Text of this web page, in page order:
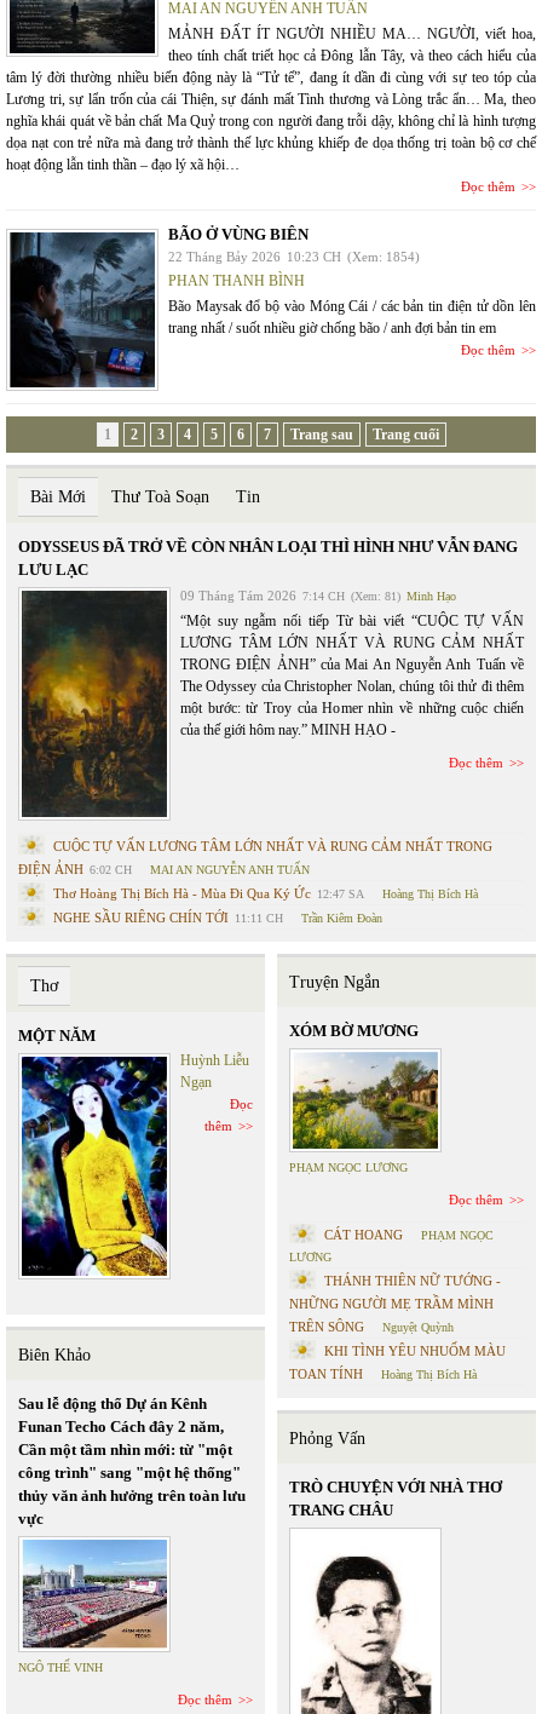
MAI AN NGUYỄN ANH TUẤN
MẢNH ĐẤT ÍT NGƯỜI NHIỀU MA… NGƯỜI, viết hoa,
theo tính chất triết học cả Đông lẫn Tây, và theo cách hiểu của
tâm lý đời thường nhiều biến động này là “Tử tế”, đang ít dần đi cùng với sự teo tóp của
Lương tri, sự lẩn trốn của cái Thiện, sự đánh mất Tình thương và Lòng trắc ẩn… Ma, theo
nghĩa khái quát về bản chất Ma Quỷ trong con người đang trỗi dậy, không chỉ là hình tượng
dọa nạt con trẻ nữa mà đang trở thành thế lực khủng khiếp đe dọa thống trị toàn bộ cơ chế
hoạt động lẫn tinh thần – đạo lý xã hội…
Đọc thêm
BÃO Ở VÙNG BIÊN
22 Tháng Bảy 2026 10:23 CH (Xem: 1854)
PHAN THANH BÌNH
Bão Maysak đổ bộ vào Móng Cái / các bản tin điện tử dồn lên
trang nhất / suốt nhiều giờ chống bão / anh đợi bản tin em
Đọc thêm
1 2 3 4 5 6 7 Trang sau Trang cuối
Bài Mới Thư Toà Soạn Tin
ODYSSEUS ĐÃ TRỞ VỀ CÒN NHÂN LOẠI THÌ HÌNH NHƯ VẪN ĐANG
LƯU LẠC
09 Tháng Tám 2026 7:14 CH (Xem: 81) Minh Hạo
“Một suy ngẫm nối tiếp Từ bài viết “CUỘC TỰ VẤN
LƯƠNG TÂM LỚN NHẤT VÀ RUNG CẢM NHẤT
TRONG ĐIỆN ẢNH” của Mai An Nguyễn Anh Tuấn về
The Odyssey của Christopher Nolan, chúng tôi thử đi thêm
một bước: từ Troy của Homer nhìn về những cuộc chiến
của thế giới hôm nay.” MINH HẠO -
Đọc thêm
CUỘC TỰ VẤN LƯƠNG TÂM LỚN NHẤT VÀ RUNG CẢM NHẤT TRONG
ĐIỆN ẢNH 6:02 CH MAI AN NGUYỄN ANH TUẤN
Thơ Hoàng Thị Bích Hà - Mùa Đi Qua Ký Ức 12:47 SA Hoàng Thị Bích Hà
NGHE SẦU RIÊNG CHÍN TỚI 11:11 CH Trần Kiêm Đoàn
Thơ
MỘT NĂM
Huỳnh Liễu
Ngạn
Đọc
thêm
Biên Khảo
Sau lễ động thổ Dự án Kênh
Funan Techo Cách đây 2 năm,
Cần một tầm nhìn mới: từ "một
công trình" sang "một hệ thống"
thủy văn ảnh hưởng trên toàn lưu
vực
NGÔ THẾ VINH
Đọc thêm
Truyện Ngắn
XÓM BỜ MƯƠNG
PHẠM NGỌC LƯƠNG
Đọc thêm
CÁT HOANG
PHẠM NGỌC
LƯƠNG
THÁNH THIÊN NỮ TƯỚNG -
NHỮNG NGƯỜI MẸ TRẦM MÌNH
TRÊN SÔNG
Nguyệt Quỳnh
KHI TÌNH YÊU NHUỐM MÀU
TOAN TÍNH
Hoàng Thị Bích Hà
Phỏng Vấn
TRÒ CHUYỆN VỚI NHÀ THƠ
TRANG CHÂU